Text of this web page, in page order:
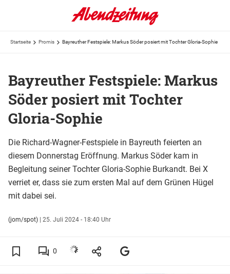
Startseite Promis Bayreuther Festspiele: Markus Söder posiert mit Tochter Gloria-Sophie
Bayreuther Festspiele: Markus
Söder posiert mit Tochter
Gloria-Sophie
Die Richard-Wagner-Festspiele in Bayreuth feierten an
diesem Donnerstag Eröffnung. Markus Söder kam in
Begleitung seiner Tochter Gloria-Sophie Burkandt. Bei X
verriet er, dass sie zum ersten Mal auf dem Grünen Hügel
mit dabei sei.
(jom/spot) | 25. Juli 2024 - 18:40 Uhr
0